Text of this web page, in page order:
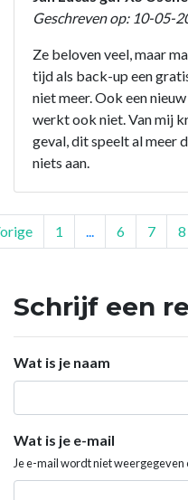
Geschreven op: 10-05-
Ze beloven veel, maar
tijd als back-up een
niet meer. Ook een
werkt ook niet. Van mij
geval, dit speelt al meer
niets aan.
1 6 7 8
Schrijf een
Wat is je naam
Wat is je e-mail
Je e-mail wordt niet weergegeven